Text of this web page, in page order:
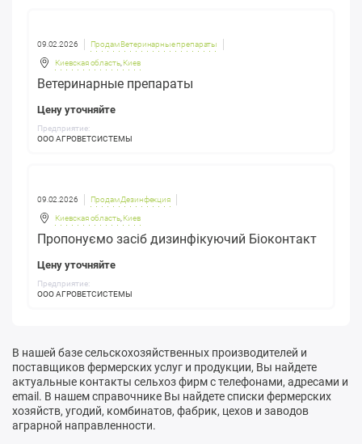
09.02.2026 Продам Ветеринарные препараты
Киевская область, Киев
Ветеринарные препараты
Цену уточняйте
Предприятие:
ООО АГРОВЕТСИСТЕМЫ
09.02.2026 Продам Дезинфекция
Киевская область, Киев
Пропонуємо засіб дизинфікуючий Біоконтакт
Цену уточняйте
Предприятие:
ООО АГРОВЕТСИСТЕМЫ
В нашей базе сельскохозяйственных производителей и
поставщиков фермерских услуг и продукции, Вы найдете
актуальные контакты сельхоз фирм с телефонами, адресами и
email. В нашем справочнике Вы найдете списки фермерских
хозяйств, угодий, комбинатов, фабрик, цехов и заводов
аграрной направленности.